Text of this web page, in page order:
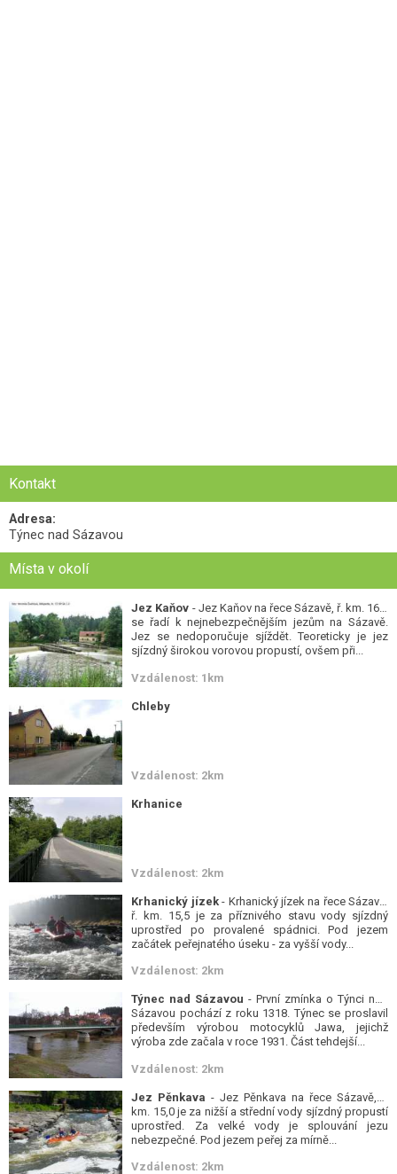
Kontakt
Adresa:
Týnec nad Sázavou
Místa v okolí
Jez Kaňov - Jez Kaňov na řece Sázavě, ř. km. 16,2
se řadí k nejnebezpečnějším jezům na Sázavě.
Jez se nedoporučuje sjíždět. Teoreticky je jez
sjízdný širokou vorovou propustí, ovšem při...
Vzdálenost: 1km
Chleby
Vzdálenost: 2km
Krhanice
Vzdálenost: 2km
Krhanický jízek- Krhanický jízek na řece Sázavě,
ř. km. 15,5 je za příznivého stavu vody sjízdný
uprostřed po provalené spádnici. Pod jezem
začátek peřejnatého úseku - za vyšší vody...
Vzdálenost: 2km
Týnec nad Sázavou - První zmínka o Týnci nad
Sázavou pochází z roku 1318. Týnec se proslavil
především výrobou motocyklů Jawa, jejichž
výroba zde začala v roce 1931. Část tehdejší...
Vzdálenost: 2km
Jez Pěnkava - Jez Pěnkava na řece Sázavě, ř.
km. 15,0 je za nižší a střední vody sjízdný propustí
uprostřed. Za velké vody je splouvání jezu
nebezpečné. Pod jezem peřej za mírně...
Vzdálenost: 2km